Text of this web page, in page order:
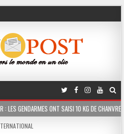
10 KG DE CHANVRE INDIEN DISSIMULÉS